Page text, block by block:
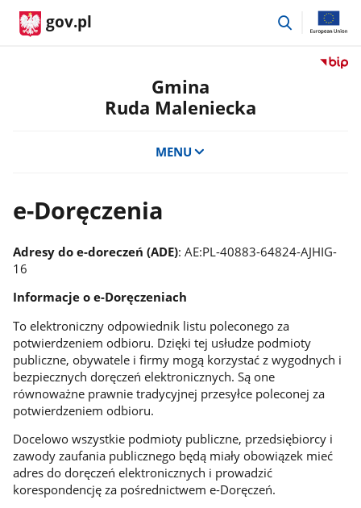
gov.pl
przejdź
Przejdź
Gmina
Ruda Maleniecka
MENU
e-Doręczenia
Adresy do e-doreczeń (ADE): AE:PL-40883-64824-AJHIG-
16
Informacje o e-Doręczeniach
To elektroniczny odpowiednik listu poleconego za
potwierdzeniem odbioru. Dzięki tej usłudze podmioty
publiczne, obywatele i firmy mogą korzystać z wygodnych i
bezpiecznych doręczeń elektronicznych. Są one
równoważne prawnie tradycyjnej przesyłce poleconej za
potwierdzeniem odbioru.
Docelowo wszystkie podmioty publiczne, przedsiębiorcy i
zawody zaufania publicznego będą miały obowiązek mieć
adres do doręczeń elektronicznych i prowadzić
korespondencję za pośrednictwem e-Doręczeń.